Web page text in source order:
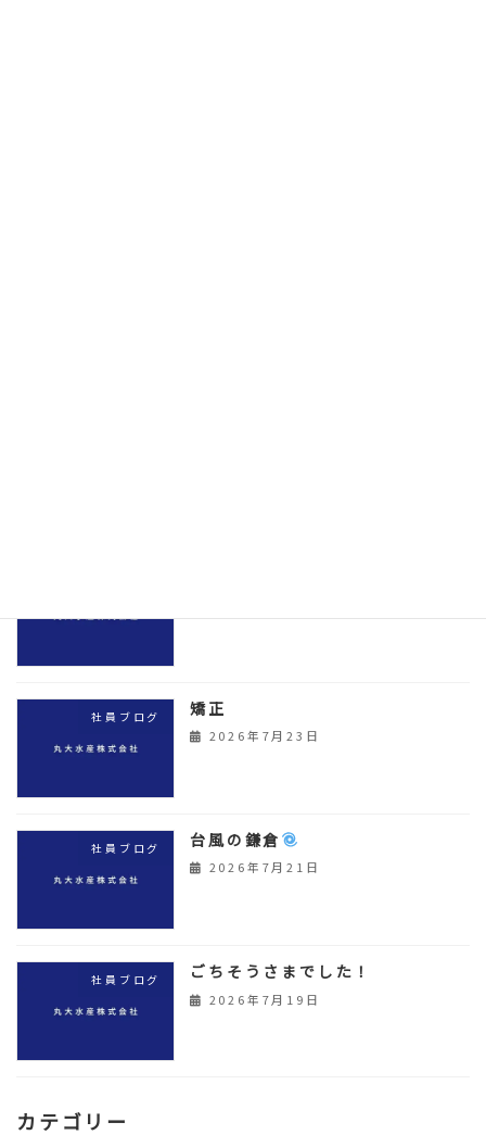
社員ブログ 矯正
2026年7月23日
社員ブログ 台風の鎌倉
2026年7月21日
社員ブログ ごちそうさまでした！
2026年7月19日
カテゴリー